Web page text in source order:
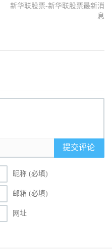
新华联股票-新华联股票最新消
息
提交评论
昵称 (必填)
邮箱 (必填)
网址